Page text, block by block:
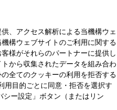
、アクセス解析による当機構ウェ
構ウェブサイトのご利用に関する
様がそれらのパートナーに提供し
から収集されたデータを組み合わ
全てのクッキーの利用を拒否する
用目的ごとに同意・拒否を選択す
シー設定」ボタン（またはリン